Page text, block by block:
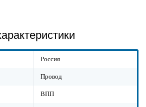
Россия
Провод
ВПП